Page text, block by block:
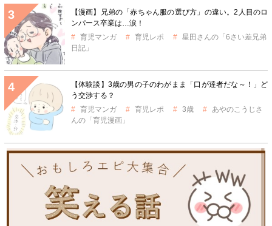
【漫画】兄弟の「赤ちゃん服の選び方」の違い。2人目のロ
ンパース卒業は…涙！
育児マンガ
育児レポ
星田さんの「6さい差兄弟
日記」
【体験談】3歳の男の子のわがまま「口が達者だな～！」ど
う交渉する？
育児マンガ
育児レポ 3歳
あやのこうじさ
んの「育児漫画」